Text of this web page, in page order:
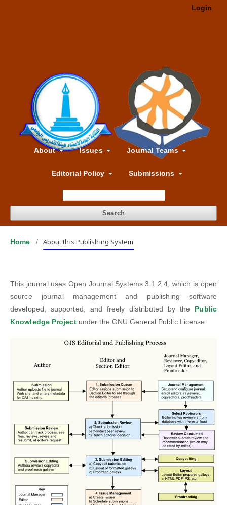
About Issues Journal Teams
Editorial Policy Submissions
Search
Login
Home / About this Publishing System
This journal uses Open Journal Systems 3.1.2.4, which is open
source journal management and publishing software
developed, supported, and freely distributed by the Public
Knowledge Projectunder the GNU General Public License.